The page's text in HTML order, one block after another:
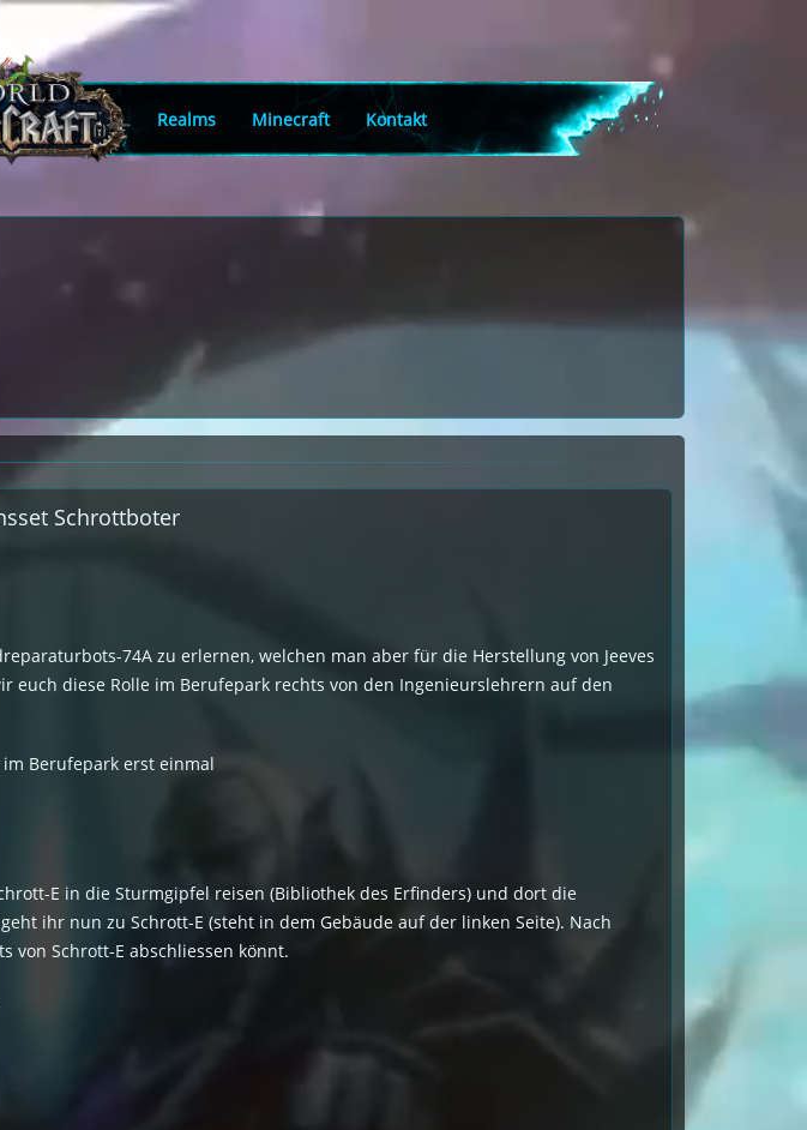
Realms Minecraft Kontakt
Schrottboter
74A zu erlernen, welchen man aber für die Herstellung von Jeeves
euch diese Rolle im Berufepark rechts von den Ingenieurslehrern auf den
Berufepark erst einmal
E in die Sturmgipfel reisen (Bibliothek des Erfinders) und dort die
ihr nun zu Schrott-E (steht in dem Gebäude auf der linken Seite). Nach
von Schrott-E abschliessen könnt.